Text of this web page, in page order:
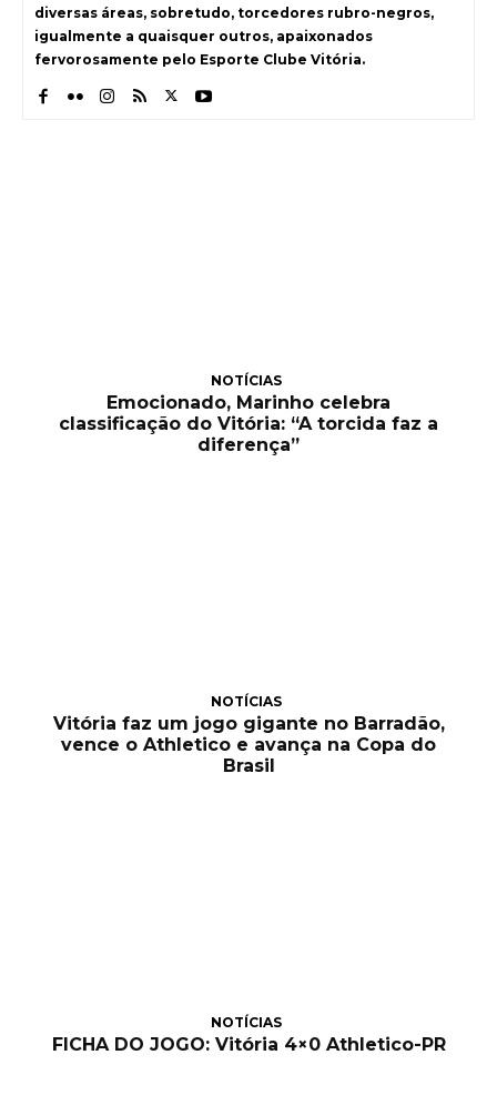
diversas áreas, sobretudo, torcedores rubro-negros,
igualmente a quaisquer outros, apaixonados
fervorosamente pelo Esporte Clube Vitória.
NOTÍCIAS
Emocionado, Marinho celebra
classificação do Vitória: “A torcida faz a
diferença”
NOTÍCIAS
Vitória faz um jogo gigante no Barradão,
vence o Athletico e avança na Copa do
Brasil
NOTÍCIAS
FICHA DO JOGO: Vitória 4×0 Athletico-PR